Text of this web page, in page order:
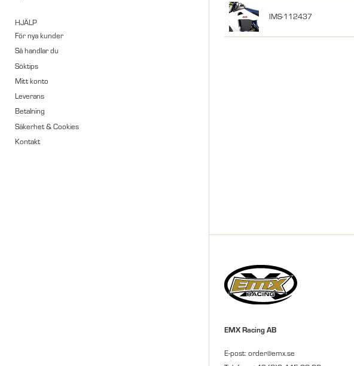
HJÄLP
För nya kunder
Så handlar du
Söktips
Mitt konto
Leverans
Betalning
Säkerhet & Cookies
Kontakt
IMS-112437
EMX Racing AB
E-post: order@emx.se